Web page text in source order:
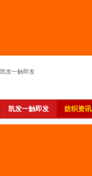
凯发一触即发
凯发一触即发 纺织资讯